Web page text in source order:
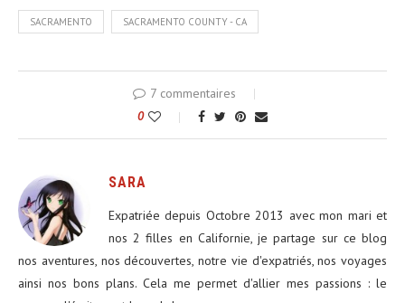
SACRAMENTO SACRAMENTO COUNTY - CA
7 commentaires
0
SARA
Expatriée depuis Octobre 2013 avec mon mari et
nos 2 filles en Californie, je partage sur ce blog
nos aventures, nos découvertes, notre vie d'expatriés, nos voyages
ainsi nos bons plans. Cela me permet d'allier mes passions : le